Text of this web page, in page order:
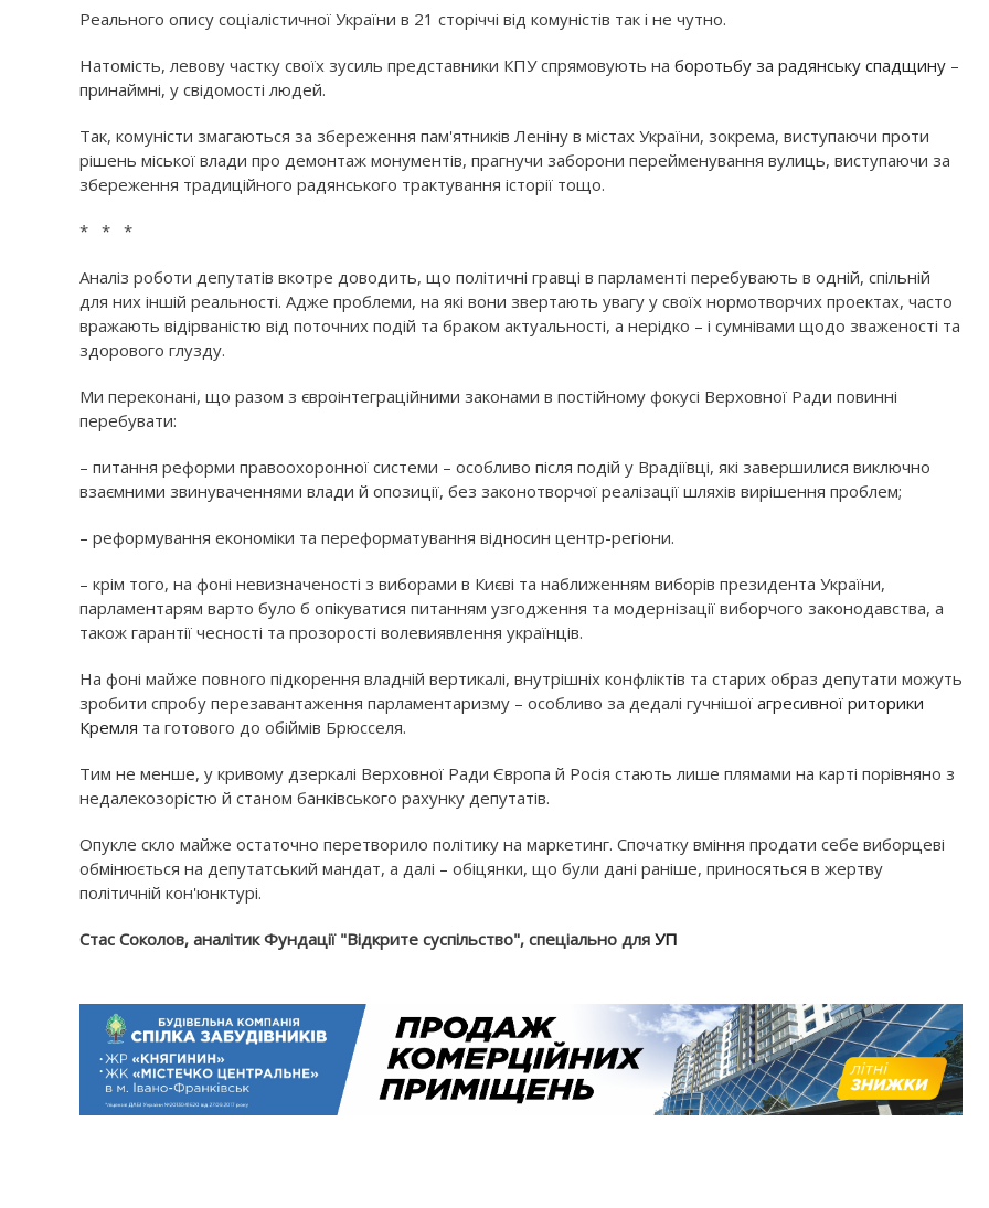
Реального опису соціалістичної України в 21 сторіччі від комуністів так і не чутно.
Натомість, левову частку своїх зусиль представники КПУ спрямовують на боротьбу за радянську спадщину –
принаймні, у свідомості людей.
Так, комуністи змагаються за збереження пам'ятників Леніну в містах України, зокрема, виступаючи проти
рішень міської влади про демонтаж монументів, прагнучи заборони перейменування вулиць, виступаючи за
збереження традиційного радянського трактування історії тощо.
* * *
Аналіз роботи депутатів вкотре доводить, що політичні гравці в парламенті перебувають в одній, спільній
для них іншій реальності. Адже проблеми, на які вони звертають увагу у своїх нормотворчих проектах, часто
вражають відірваністю від поточних подій та браком актуальності, а нерідко – і сумнівами щодо зваженості та
здорового глузду.
Ми переконані, що разом з євроінтеграційними законами в постійному фокусі Верховної Ради повинні
перебувати:
– питання реформи правоохоронної системи – особливо після подій у Врадіївці, які завершилися виключно
взаємними звинуваченнями влади й опозиції, без законотворчої реалізації шляхів вирішення проблем;
– реформування економіки та переформатування відносин центр-регіони.
– крім того, на фоні невизначеності з виборами в Києві та наближенням виборів президента України,
парламентарям варто було б опікуватися питанням узгодження та модернізації виборчого законодавства, а
також гарантії чесності та прозорості волевиявлення українців.
На фоні майже повного підкорення владній вертикалі, внутрішніх конфліктів та старих образ депутати можуть
зробити спробу перезавантаження парламентаризму – особливо за дедалі гучнішої агресивної риторики
Кремля та готового до обіймів Брюсселя.
Тим не менше, у кривому дзеркалі Верховної Ради Європа й Росія стають лише плямами на карті порівняно з
недалекозорістю й станом банківського рахунку депутатів.
Опукле скло майже остаточно перетворило політику на маркетинг. Спочатку вміння продати себе виборцеві
обмінюється на депутатський мандат, а далі – обіцянки, що були дані раніше, приносяться в жертву
політичній кон'юнктурі.
Стас Соколов, аналітик Фундації "Відкрите суспільство", спеціально для УП